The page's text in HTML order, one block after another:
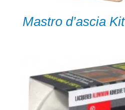
Mastro d’ascia Kit